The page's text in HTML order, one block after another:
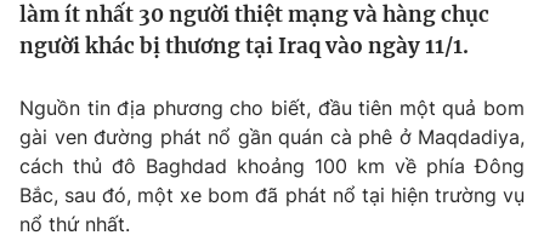
Thế giới
Thế giới đó đây
Câu chuyện quốc tế
Kinh tế
Tài chính
Thị trường
Dữ liệu và đời sống
làm ít nhất 30 người thiệt mạng và hàng chục
người khác bị thương tại Iraq vào ngày 11/1.
Nguồn tin địa phương cho biết, đầu tiên một quả bom
gài ven đường phát nổ gần quán cà phê ở Maqdadiya,
cách thủ đô Baghdad khoảng 100 km về phía Đông
Bắc, sau đó, một xe bom đã phát nổ tại hiện trường vụ
nổ thứ nhất.